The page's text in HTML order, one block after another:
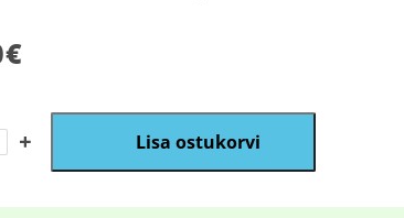
€
Lisa ostukorvi